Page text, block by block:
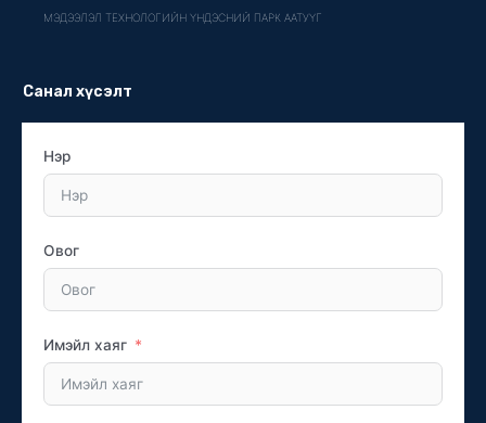
МЭДЭЭЛЭЛ ТЕХНОЛОГИЙН ҮНДЭСНИЙ ПАРК ААТУҮГ
Санал хүсэлт
Нэр
Овог
Имэйл хаяг